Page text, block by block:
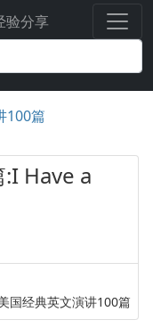
验分享
100篇
Have a
国经典英文演讲100篇